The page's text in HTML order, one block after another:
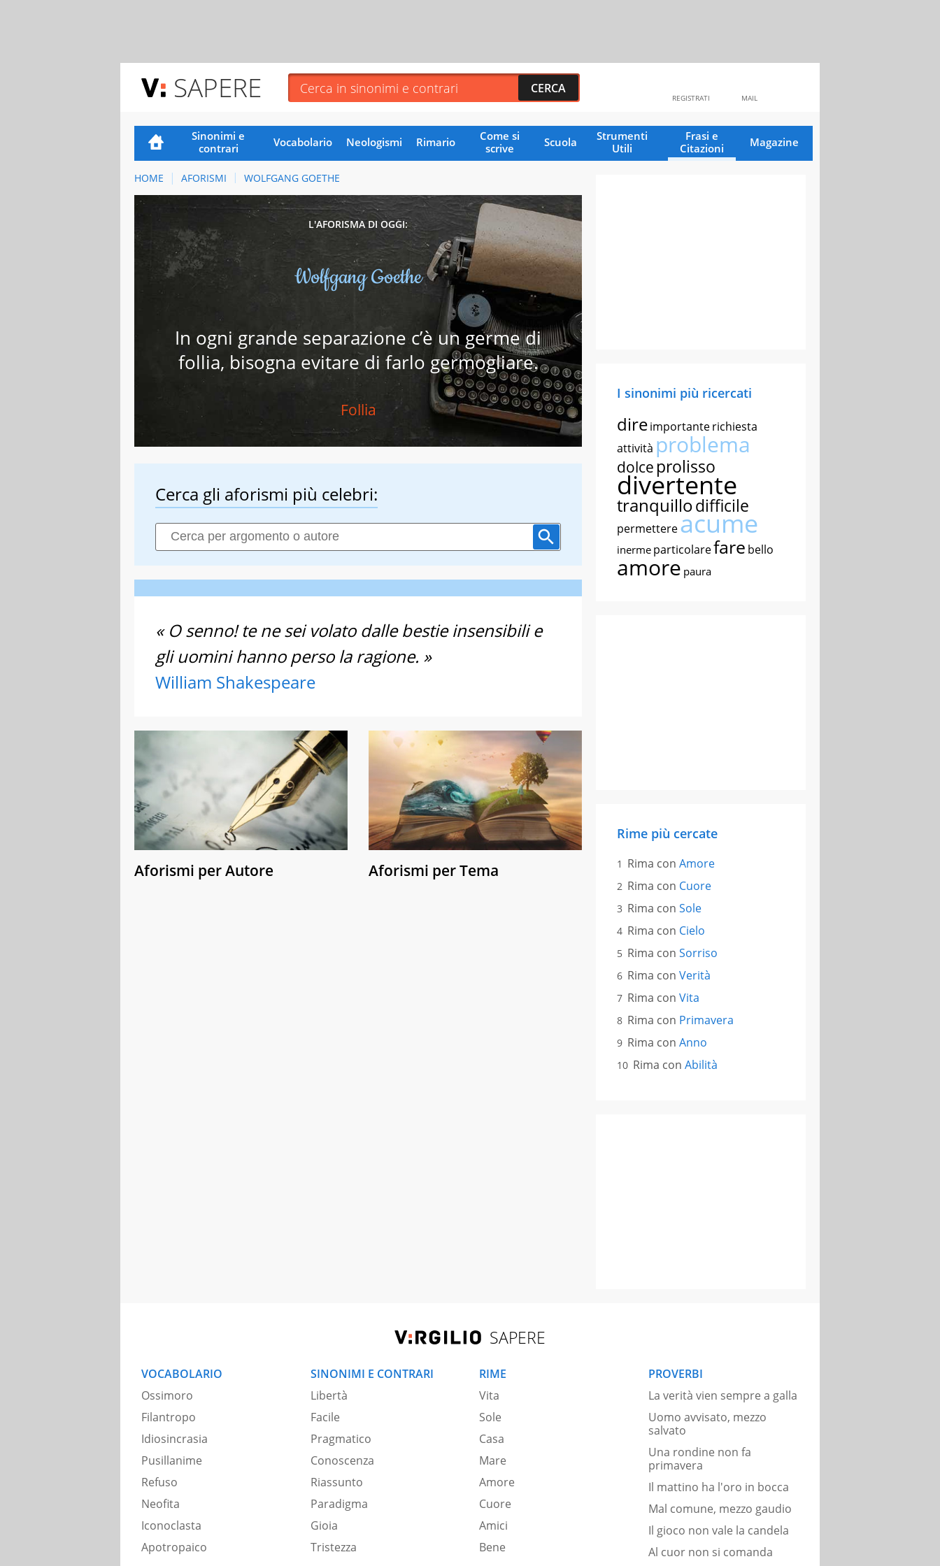
SAPERE MAIL
REGISTRATI
Sinonimi e
contrari
Vocabolario Neologismi Rimario
Come si
scrive
Scuola
Strumenti
Utili
Frasi e
Citazioni
Magazine
HOME AFORISMI WOLFGANG GOETHE
L'AFORISMA DI OGGI:
Wolfgang Goethe
In ogni grande separazione c’è un germe di
follia, bisogna evitare di farlo germogliare.
Follia
Cerca gli aforismi più celebri:
« O senno! te ne sei volato dalle bestie insensibili e
gli uomini hanno perso la ragione. »
William Shakespeare
Aforismi per Autore Aforismi per Tema
I sinonimi più ricercati
direimportanterichiesta
attività problema
dolce prolisso
divertente
tranquillodifficile
permettereacume
inerme particolarefare bello
amore paura
Rime più cercate
Rima con Amore
Rima con Cuore
Rima con Sole
Rima con Cielo
Rima con Sorriso
Rima con Verità
Rima con Vita
Rima con Primavera
Rima con Anno
Rima con Abilità
SAPERE
VOCABOLARIO
Ossimoro
Filantropo
Idiosincrasia
Pusillanime
Refuso
Neofita
Iconoclasta
Apotropaico
SINONIMI E CONTRARI
Libertà
Facile
Pragmatico
Conoscenza
Riassunto
Paradigma
Gioia
Tristezza
RIME
Vita
Sole
Casa
Mare
Amore
Cuore
Amici
Bene
PROVERBI
La verità vien sempre a galla
Uomo avvisato, mezzo
salvato
Una rondine non fa
primavera
Il mattino ha l'oro in bocca
Mal comune, mezzo gaudio
Il gioco non vale la candela
Al cuor non si comanda